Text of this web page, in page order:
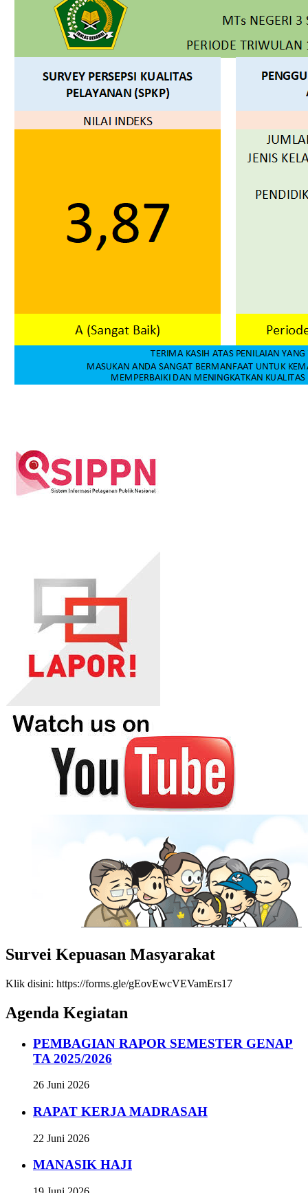
Survei Kepuasan Masyarakat
Klik disini: https://forms.gle/gEovEwcVEVamErs17
Agenda Kegiatan
PEMBAGIAN RAPOR SEMESTER GENAP
TA 2025/2026
26 Juni 2026
RAPAT KERJA MADRASAH
22 Juni 2026
MANASIK HAJI